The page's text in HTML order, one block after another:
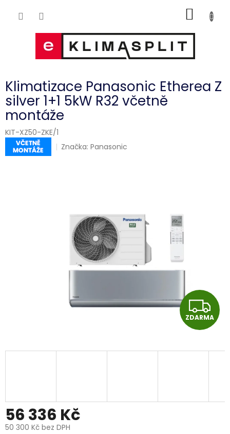
KOŠÍK
Klimatizace Panasonic Etherea Z
silver 1+1 5kW R32 včetně
montáže
KIT-XZ50-ZKE/1
Značka:Panasonic
Z
D
A
ZDARMA
56 336 Kč
50 300 Kč bez DPH